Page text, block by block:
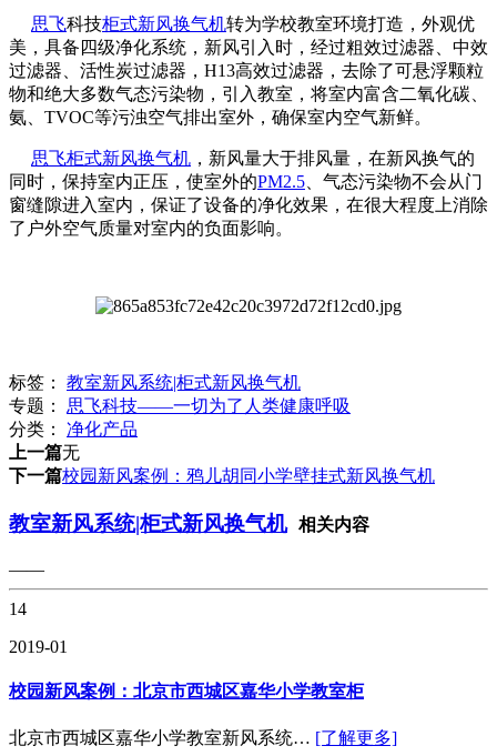
思飞科技柜式新风换气机转为学校教室环境打造，外观优
美，具备四级净化系统，新风引入时，经过粗效过滤器、中效
过滤器、活性炭过滤器，H13高效过滤器，去除了可悬浮颗粒
物和绝大多数气态污染物，引入教室，将室内富含二氧化碳、
氨、TVOC等污浊空气排出室外，确保室内空气新鲜。
思飞柜式新风换气机 ，新风量大于排风量，在新风换气的
同时，保持室内正压，使室外的PM2.5、气态污染物不会从门
窗缝隙进入室内，保证了设备的净化效果，在很大程度上消除
了户外空气质量对室内的负面影响。
标签： 教室新风系统|柜式新风换气机
专题： 思飞科技——一切为了人类健康呼吸
分类： 净化产品
上一篇无
下一篇校园新风案例：鸦儿胡同小学壁挂式新风换气机
教室新风系统|柜式新风换气机 相关内容
——
14
2019-01
校园新风案例：北京市西城区嘉华小学教室柜
北京市西城区嘉华小学教室新风系统… [了解更多]